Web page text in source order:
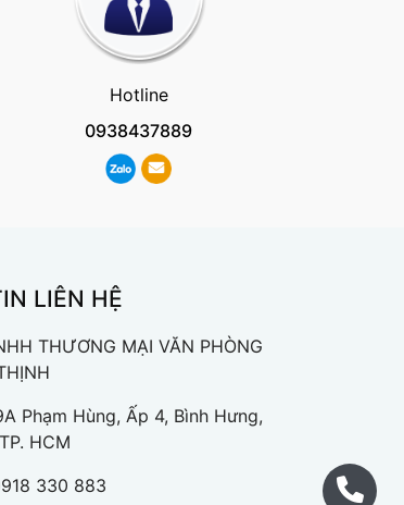
Hotline
0938437889
LIÊN HỆ
THƯƠNG MẠI VĂN PHÒNG
Phạm Hùng, Ấp 4, Bình Hưng,
HCM
330 883